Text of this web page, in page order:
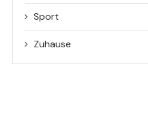
Sport
Zuhause